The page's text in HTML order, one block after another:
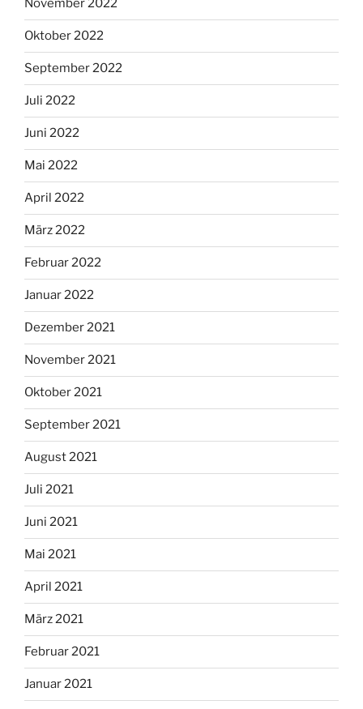
November 2022
Oktober 2022
September 2022
Juli 2022
Juni 2022
Mai 2022
April 2022
März 2022
Februar 2022
Januar 2022
Dezember 2021
November 2021
Oktober 2021
September 2021
August 2021
Juli 2021
Juni 2021
Mai 2021
April 2021
März 2021
Februar 2021
Januar 2021